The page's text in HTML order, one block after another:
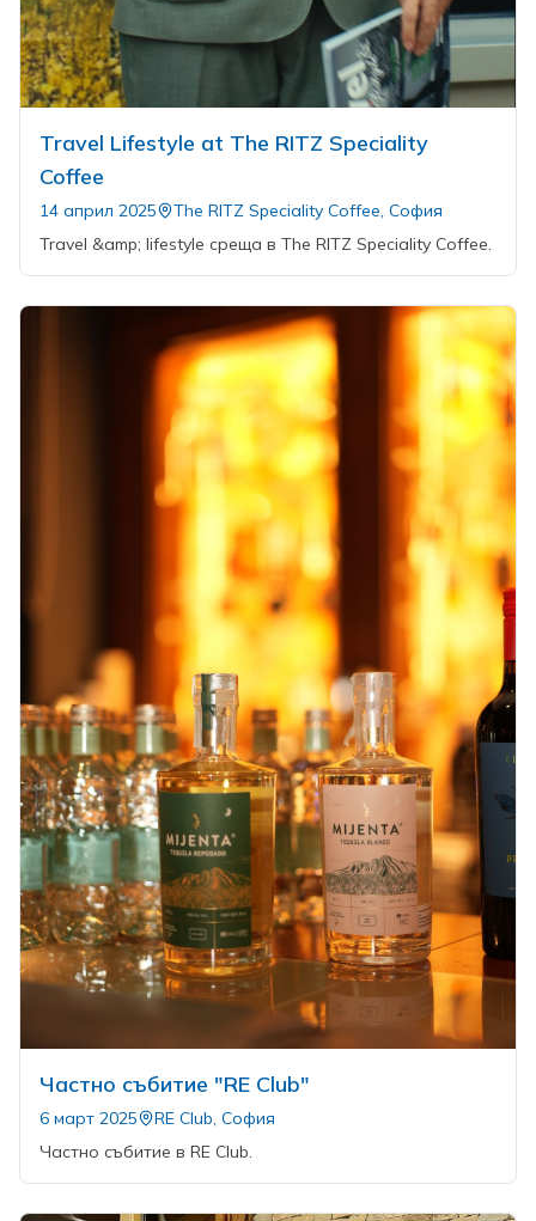
Travel Lifestyle at The RITZ Speciality
Coffee
14 април 2025
The RITZ Speciality Coffee, София
Travel &amp; lifestyle среща в The RITZ Speciality Coffee.
Частно събитие "RE Club"
6 март 2025
RE Club, София
Частно събитие в RE Club.